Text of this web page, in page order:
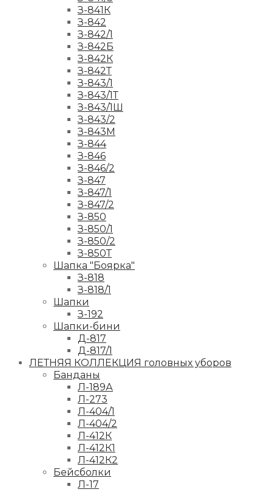
З-841К
З-842
З-842/1
З-842Б
З-842К
З-842Т
З-843/1
З-843/1Т
З-843/1Ш
З-843/2
З-843М
З-844
З-846
З-846/2
З-847
З-847/1
З-847/2
З-850
З-850/1
З-850/2
З-850Т
Шапка "Боярка"
З-818
З-818/1
Шапки
З-192
Шапки-бини
Д-817
Д-817/1
ЛЕТНЯЯ КОЛЛЕКЦИЯ головных уборов
Банданы
Л-189А
Л-273
Л-404/1
Л-404/2
Л-412К
Л-412К1
Л-412К2
Бейсболки
Л-17